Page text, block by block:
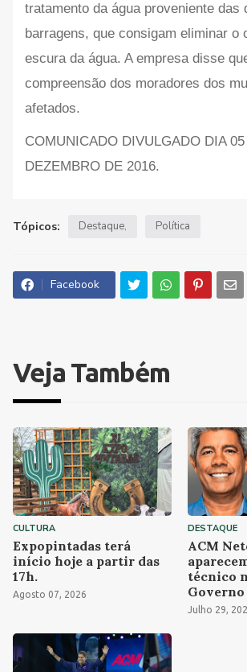
tratamento da água proveniente das
barragens, que consigam eliminar o
escura da água. A empresa disse
compreensão dos moradores dos
afetados.
COMUNICADO DIVULGADO DIA
DEZEMBRO DE 2016.
Tópicos: Destaque Política
Facebook
Veja Também
CULTURA
Expopintadas terá
início hoje a partir das
17h.
Agosto 07, 2026
DESTAQUE
ACM
técnico
Governo
Julho 29,